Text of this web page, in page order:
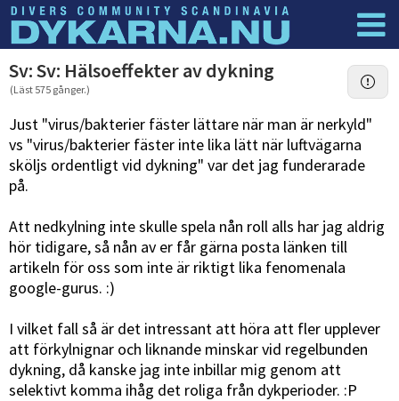
Dyknyheter Logga in
Sv: Sv: Hälsoeffekter av dykning
(Läst 575 gånger.)
Just "virus/bakterier fäster lättare när man är nerkyld"
vs "virus/bakterier fäster inte lika lätt när luftvägarna
sköljs ordentligt vid dykning" var det jag funderarade
på.
Att nedkylning inte skulle spela nån roll alls har jag aldrig
hör tidigare, så nån av er får gärna posta länken till
artikeln för oss som inte är riktigt lika fenomenala
google-gurus. :)
I vilket fall så är det intressant att höra att fler upplever
att förkylnignar och liknande minskar vid regelbunden
dykning, då kanske jag inte inbillar mig genom att
selektivt komma ihåg det roliga från dykperioder. :P